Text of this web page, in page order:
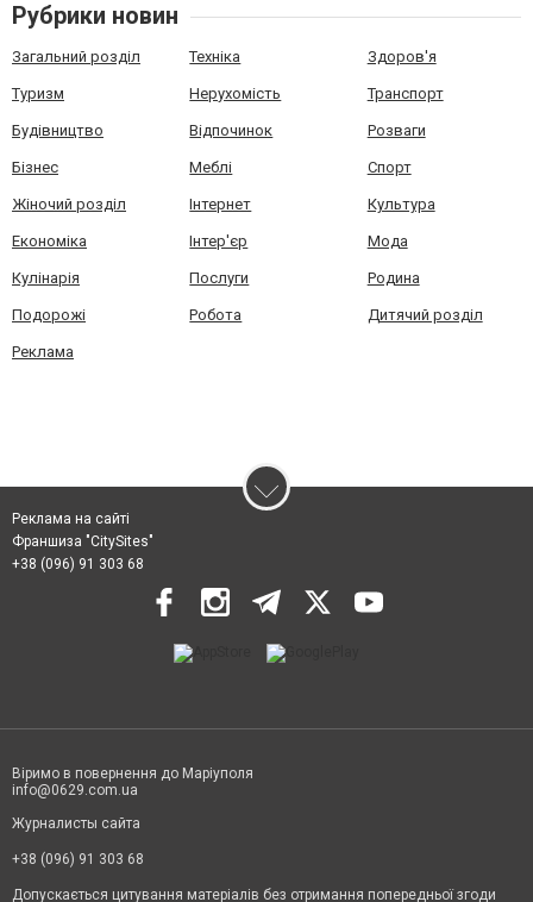
Рубрики новин
Загальний розділ Техніка Здоров'я
Туризм Нерухомість Транспорт
Будівництво Відпочинок Розваги
Бізнес Меблі Спорт
Жіночий розділ Інтернет Культура
Економіка Інтер'єр Мода
Кулінарія Послуги Родина
Подорожі Робота Дитячий розділ
Реклама
Реклама на сайті
Франшиза "CitySites"
+38 (096) 91 303 68
Віримо в повернення до Маріуполя
info@0629.com.ua
Журналисты сайта
+38 (096) 91 303 68
Допускається цитування матеріалів без отримання попередньої згоди